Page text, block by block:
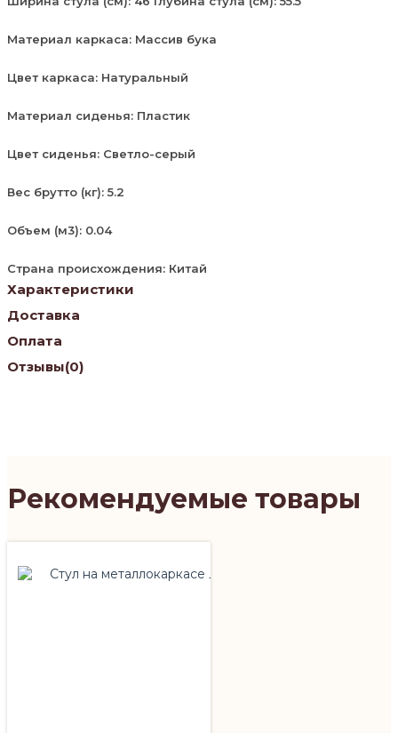
Материал каркаса: Массив бука
Цвет каркаса: Натуральный
Материал сиденья: Пластик
Цвет сиденья: Светло-серый
Вес брутто (кг): 5.2
Объем (м3): 0.04
Страна происхождения: Китай
Характеристики
Доставка
Оплата
Отзывы(0)
Рекомендуемые товары